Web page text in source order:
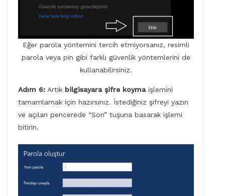
Eğer parola yöntemini tercih etmiyorsanız, resimli
parola veya pin gibi farklı güvenlik yöntemlerini de
kullanabilirsiniz.
Adım 6: Artık bilgisayara şifre koymaişlemini
tamamlamak için hazırsınız. İstediğiniz şifreyi yazın
ve açılan pencerede “Son” tuşuna basarak işlemi
bitirin.